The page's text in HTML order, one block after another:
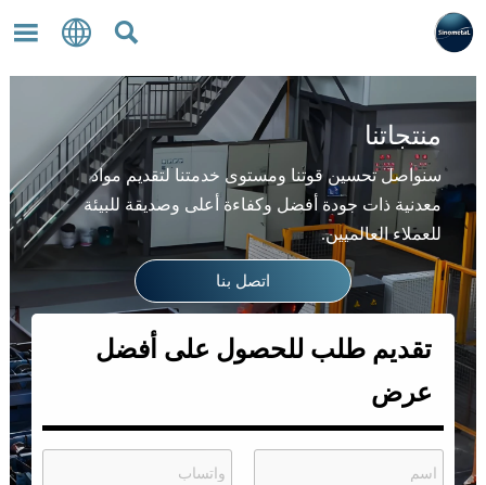



منتجاتنا
سنواصل تحسين قوتنا ومستوى خدمتنا لتقديم مواد
معدنية ذات جودة أفضل وكفاءة أعلى وصديقة للبيئة
للعملاء العالميين.
اتصل بنا
تقديم طلب للحصول على أفضل
عرض